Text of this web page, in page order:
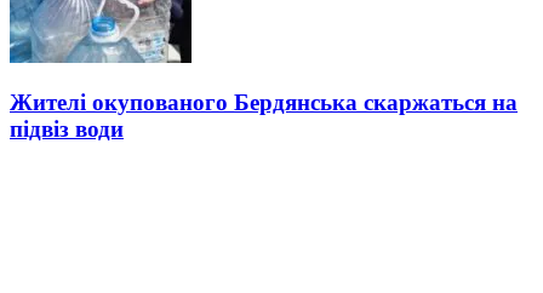
Жителі окупованого Бердянська скаржаться на
підвіз води